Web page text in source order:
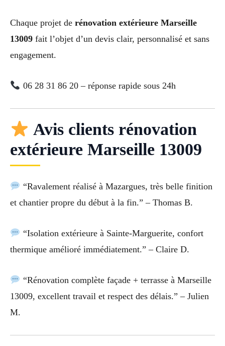
Chaque projet de rénovation extérieure Marseille
13009 fait l’objet d’un devis clair, personnalisé et sans
engagement.
06 28 31 86 20 – réponse rapide sous 24h
Avis clients rénovation
extérieure Marseille 13009
“Ravalement réalisé à Mazargues, très belle finition
et chantier propre du début à la fin.” – Thomas B.
“Isolation extérieure à Sainte-Marguerite, confort
thermique amélioré immédiatement.” – Claire D.
“Rénovation complète façade + terrasse à Marseille
13009, excellent travail et respect des délais.” – Julien
M.